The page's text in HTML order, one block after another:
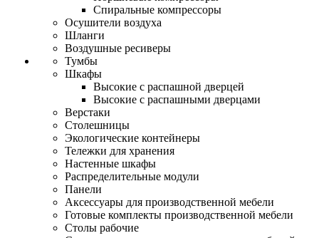
Спиральные компрессоры
Осушители воздуха
Шланги
Воздушные ресиверы
Тумбы
Шкафы
Высокие с распашной дверцей
Высокие с распашными дверцами
Верстаки
Столешницы
Экологические контейнеры
Тележки для хранения
Настенные шкафы
Распределительные модули
Панели
Аксессуары для производственной мебели
Готовые комплекты производственной мебели
Столы рабочие